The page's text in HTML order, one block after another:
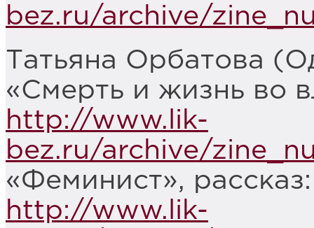
bez.ru/archive/
Татьяна Орбатова
«Смерть и жизнь во
http://www.lik-
bez.ru/archive/
«Феминист», рассказ:
http://www.lik-